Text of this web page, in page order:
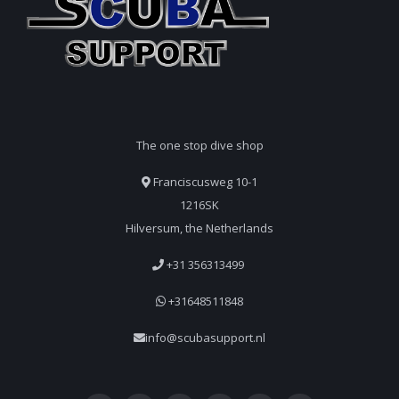
The one stop dive shop
Franciscusweg 10-1
1216SK
Hilversum, the Netherlands
+31 356313499
+31648511848
info@scubasupport.nl